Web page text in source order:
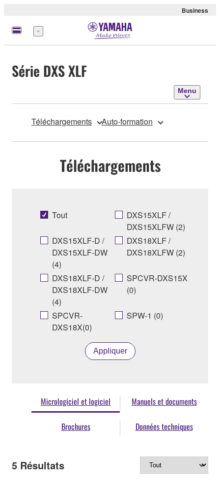
Business
Menu
Série DXS XLF
Menu
Téléchargements Auto-formation
Téléchargements
Tout
DXS15XLF /
DXS15XLFW (2)
DXS15XLF-D /
DXS15XLF-DW
(4)
DXS18XLF /
DXS18XLFW (2)
DXS18XLF-D /
DXS18XLF-DW
(4)
SPCVR-DXS15X
(0)
SPCVR-
DXS18X(0)
SPW-1 (0)
Appliquer
Micrologiciel et logiciel Manuels et documents
Brochures Données techniques
5 Résultats